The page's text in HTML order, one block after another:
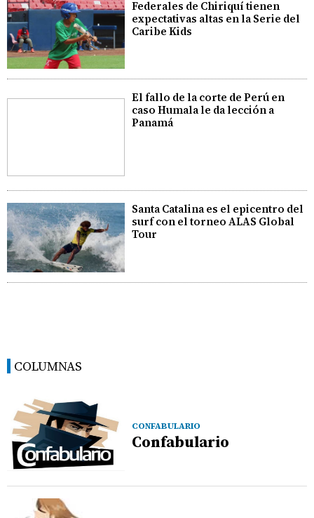
Federales de Chiriquí tienen
expectativas altas en la Serie del
Caribe Kids
El fallo de la corte de Perú en
caso Humala le da lección a
Panamá
Santa Catalina es el epicentro del
surf con el torneo ALAS Global
Tour
COLUMNAS
CONFABULARIO
Confabulario